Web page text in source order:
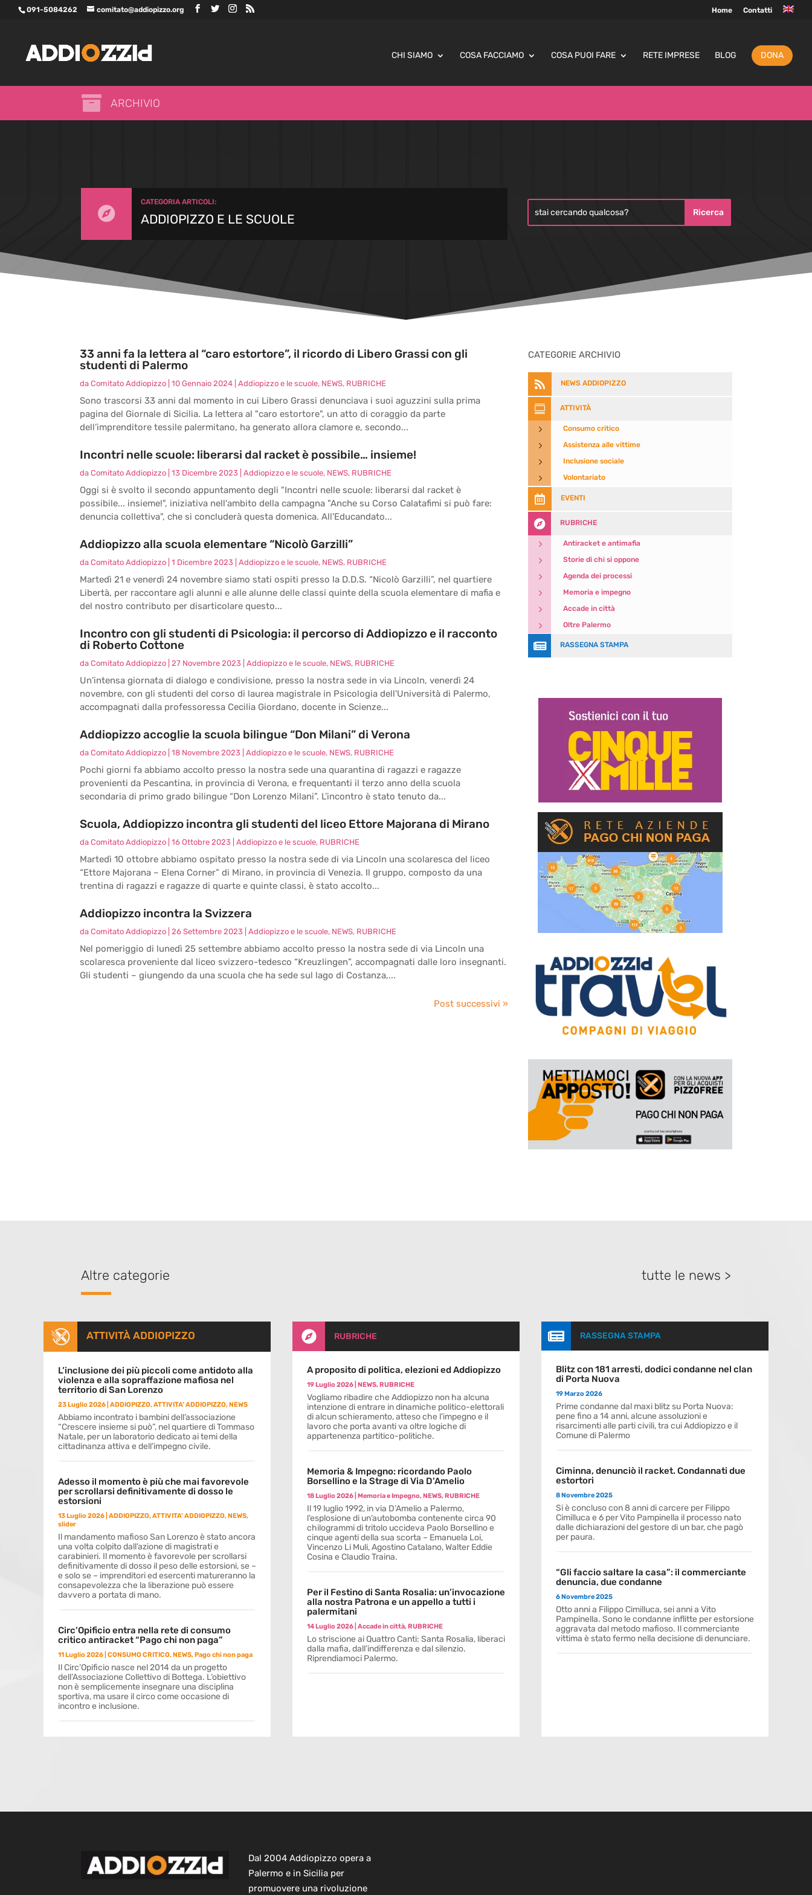
091-5084262 comitato@addiopizzo.org Home Contatti
CHI SIAMO COSA FACCIAMO COSA PUOI FARE RETE IMPRESE BLOG DONA
 ARCHIVIO

CATEGORIA ARTICOLI:
ADDIOPIZZO E LE SCUOLE
33 anni fa la lettera al “caro estortore”, il ricordo di Libero Grassi con gli
studenti di Palermo
da Comitato Addiopizzo 10 Gennaio 2024 Addiopizzo e le scuole, NEWS, RUBRICHE
Sono trascorsi 33 anni dal momento in cui Libero Grassi denunciava i suoi aguzzini sulla prima
pagina del Giornale di Sicilia. La lettera al "caro estortore", un atto di coraggio da parte
dell’imprenditore tessile palermitano, ha generato allora clamore e, secondo...
Incontri nelle scuole: liberarsi dal racket è possibile… insieme!
da Comitato Addiopizzo 13 Dicembre 2023 Addiopizzo e le scuole, NEWS, RUBRICHE
Oggi si è svolto il secondo appuntamento degli "Incontri nelle scuole: liberarsi dal racket è
possibile... insieme!", iniziativa nell'ambito della campagna "Anche su Corso Calatafimi si può fare:
denuncia collettiva", che si concluderà questa domenica. All'Educandato...
Addiopizzo alla scuola elementare “Nicolò Garzilli”
da Comitato Addiopizzo 1 Dicembre 2023 Addiopizzo e le scuole, NEWS, RUBRICHE
Martedì 21 e venerdì 24 novembre siamo stati ospiti presso la D.D.S. “Nicolò Garzilli”, nel quartiere
Libertà, per raccontare agli alunni e alle alunne delle classi quinte della scuola elementare di mafia e
del nostro contributo per disarticolare questo...
Incontro con gli studenti di Psicologia: il percorso di Addiopizzo e il racconto
di Roberto Cottone
da Comitato Addiopizzo 27 Novembre 2023 Addiopizzo e le scuole, NEWS, RUBRICHE
Un’intensa giornata di dialogo e condivisione, presso la nostra sede in via Lincoln, venerdì 24
novembre, con gli studenti del corso di laurea magistrale in Psicologia dell'Università di Palermo,
accompagnati dalla professoressa Cecilia Giordano, docente in Scienze...
Addiopizzo accoglie la scuola bilingue “Don Milani” di Verona
da Comitato Addiopizzo 18 Novembre 2023 Addiopizzo e le scuole, NEWS, RUBRICHE
Pochi giorni fa abbiamo accolto presso la nostra sede una quarantina di ragazzi e ragazze
provenienti da Pescantina, in provincia di Verona, e frequentanti il terzo anno della scuola
secondaria di primo grado bilingue “Don Lorenzo Milani”. L’incontro è stato tenuto da...
Scuola, Addiopizzo incontra gli studenti del liceo Ettore Majorana di Mirano
da Comitato Addiopizzo 16 Ottobre 2023 Addiopizzo e le scuole, RUBRICHE
Martedì 10 ottobre abbiamo ospitato presso la nostra sede di via Lincoln una scolaresca del liceo
“Ettore Majorana – Elena Corner” di Mirano, in provincia di Venezia. Il gruppo, composto da una
trentina di ragazzi e ragazze di quarte e quinte classi, è stato accolto...
Addiopizzo incontra la Svizzera
da Comitato Addiopizzo 26 Settembre 2023 Addiopizzo e le scuole, NEWS, RUBRICHE
Nel pomeriggio di lunedì 25 settembre abbiamo accolto presso la nostra sede di via Lincoln una
scolaresca proveniente dal liceo svizzero-tedesco “Kreuzlingen”, accompagnati dalle loro insegnanti.
Gli studenti – giungendo da una scuola che ha sede sul lago di Costanza,...
Post successivi »
CATEGORIE ARCHIVIO
 NEWS ADDIOPIZZO
 ATTIVITÀ
5 Consumo critico
5 Assistenza alle vittime
5 Inclusione sociale
5 Volontariato
 EVENTI
 RUBRICHE
5 Antiracket e antimafia
5 Storie di chi si oppone
5 Agenda dei processi
5 Memoria e impegno
5 Accade in città
5 Oltre Palermo
 RASSEGNA STAMPA
Altre categorie tutte le news >
ATTIVITÀ ADDIOPIZZO
L’inclusione dei più piccoli come antidoto alla
violenza e alla sopraffazione mafiosa nel
territorio di San Lorenzo
23 Luglio 2026 ADDIOPIZZO,ATTIVITA' ADDIOPIZZO, NEWS
Abbiamo incontrato i bambini dell’associazione
“Crescere insieme si può”, nel quartiere di Tommaso
Natale, per un laboratorio dedicato ai temi della
cittadinanza attiva e dell’impegno civile.
Adesso il momento è più che mai favorevole
per scrollarsi definitivamente di dosso le
estorsioni
13 Luglio 2026 ADDIOPIZZO,ATTIVITA' ADDIOPIZZO, NEWS,
slider
Il mandamento mafioso San Lorenzo è stato ancora
una volta colpito dall’azione di magistrati e
carabinieri. Il momento è favorevole per scrollarsi
definitivamente di dosso il peso delle estorsioni, se –
e solo se – imprenditori ed esercenti matureranno la
consapevolezza che la liberazione può essere
davvero a portata di mano.
Circ’Opificio entra nella rete di consumo
critico antiracket “Pago chi non paga”
11 Luglio 2026 CONSUMO CRITICO, NEWS, Pago chi non paga
Il Circ’Opificio nasce nel 2014 da un progetto
dell’Associazione Collettivo di Bottega. L’obiettivo
non è semplicemente insegnare una disciplina
sportiva, ma usare il circo come occasione di
incontro e inclusione.
 RUBRICHE
A proposito di politica, elezioni ed Addiopizzo
19 Luglio 2026| NEWS, RUBRICHE
Vogliamo ribadire che Addiopizzo non ha alcuna
intenzione di entrare in dinamiche politico-elettorali
di alcun schieramento, atteso che l’impegno e il
lavoro che porta avanti va oltre logiche di
appartenenza partitico-politiche.
Memoria & Impegno: ricordando Paolo
Borsellino e la Strage di Via D’Amelio
18 Luglio 2026| Memoria e Impegno, NEWS, RUBRICHE
Il 19 luglio 1992, in via D’Amelio a Palermo,
l’esplosione di un’autobomba contenente circa 90
chilogrammi di tritolo uccideva Paolo Borsellino e
cinque agenti della sua scorta – Emanuela Loi,
Vincenzo Li Muli, Agostino Catalano, Walter Eddie
Cosina e Claudio Traina.
Per il Festino di Santa Rosalia: un’invocazione
alla nostra Patrona e un appello a tutti i
palermitani
14 Luglio 2026| Accade in città, RUBRICHE
Lo striscione ai Quattro Canti: Santa Rosalia, liberaci
dalla mafia, dall’indifferenza e dal silenzio.
Riprendiamoci Palermo.
 RASSEGNA STAMPA
Blitz con 181 arresti, dodici condanne nel clan
di Porta Nuova
19 Marzo 2026
Prime condanne dal maxi blitz su Porta Nuova:
pene fino a 14 anni, alcune assoluzioni e
risarcimenti alle parti civili, tra cui Addiopizzo e il
Comune di Palermo
Ciminna, denunciò il racket. Condannati due
estortori
8 Novembre 2025
Si è concluso con 8 anni di carcere per Filippo
Cimilluca e 6 per Vito Pampinella il processo nato
dalle dichiarazioni del gestore di un bar, che pagò
per paura.
“Gli faccio saltare la casa”: il commerciante
denuncia, due condanne
6 Novembre 2025
Otto anni a Filippo Cimilluca, sei anni a Vito
Pampinella. Sono le condanne inflitte per estorsione
aggravata dal metodo mafioso. Il commerciante
vittima è stato fermo nella decisione di denunciare.
Dal 2004 Addiopizzo opera a
Palermo e in Sicilia per
promuovere una rivoluzione